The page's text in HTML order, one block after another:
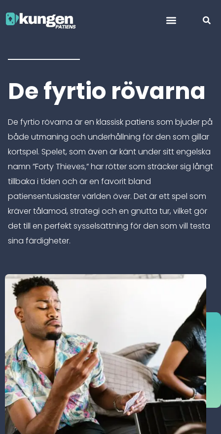
De fyrtio rövarna
De fyrtio rövarna är en klassisk patiens som bjuder på
både utmaning och underhållning för den som gillar
kortspel. Spelet, som även är känt under sitt engelska
namn ”Forty Thieves,” har rötter som sträcker sig långt
tillbaka i tiden och är en favorit bland
patiensentusiaster världen över. Det är ett spel som
kräver tålamod, strategi och en gnutta tur, vilket gör
det till en perfekt sysselsättning för den som vill testa
sina färdigheter.